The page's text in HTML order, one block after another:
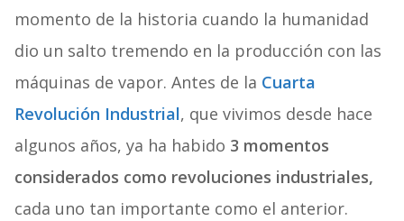
momento de la historia cuando la humanidad
dio un salto tremendo en la producción con las
máquinas de vapor. Antes de la Cuarta
Revolución Industrial, que vivimos desde hace
algunos años, ya ha habido 3 momentos
considerados como revoluciones industriales,
cada uno tan importante como el anterior.